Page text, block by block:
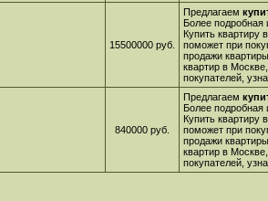
15500000 руб.
Предлагаем
Более
Купить квартиру
поможет при
продажи
квартир в
покупателей,
840000 руб.
Предлагаем
Более
Купить квартиру
поможет при
продажи
квартир в
покупателей,